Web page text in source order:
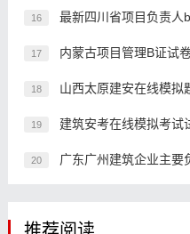
16 最新四川省项目负责人
17 内蒙古项目管理B证试
18 山西太原建安在线模拟
19 建筑安考在线模拟考试
20 广东广州建筑企业主要